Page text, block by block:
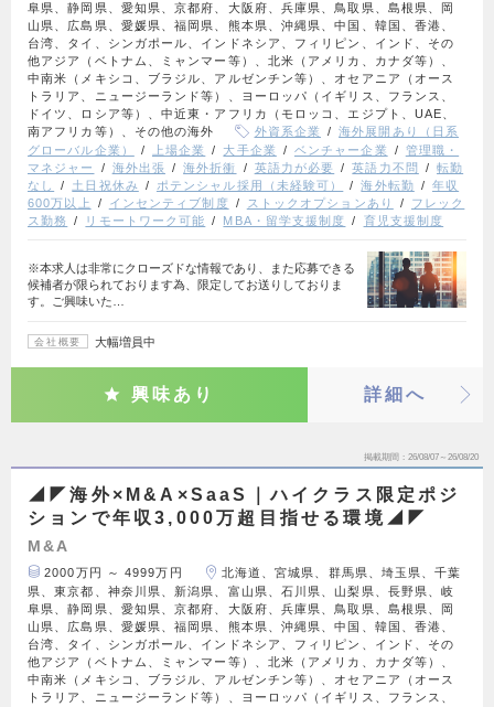
阜県、静岡県、愛知県、京都府、大阪府、兵庫県、鳥取県、島根県、岡
山県、広島県、愛媛県、福岡県、熊本県、沖縄県、中国、韓国、香港、
台湾、タイ、シンガポール、インドネシア、フィリピン、インド、その
他アジア（ベトナム、ミャンマー等）、北米（アメリカ、カナダ等）、
中南米（メキシコ、ブラジル、アルゼンチン等）、オセアニア（オース
トラリア、ニュージーランド等）、ヨーロッパ（イギリス、フランス、
ドイツ、ロシア等）、中近東・アフリカ（モロッコ、エジプト、UAE、
南アフリカ等）、その他の海外
外資系企業
海外展開あり（日系
グローバル企業）
上場企業 大手企業 ベンチャー企業
管理職・
マネジャー
海外出張 海外折衝 英語力が必要 英語力不問
転勤
なし
土日祝休み ポテンシャル採用（未経験可） 海外転勤
年収
600万以上
インセンティブ制度 ストックオプションあり
フレック
ス勤務
リモートワーク可能 MBA・留学支援制度 育児支援制度
※本求人は非常にクローズドな情報であり、また応募できる
候補者が限られております為、限定してお送りしておりま
す。ご興味いた…
会社概要 大幅増員中
興味あり 詳細へ
掲載期間 26/08/07～26/08/20
◢◤海外×M&A×SaaS｜ハイクラス限定ポジ
ションで年収3,000万超目指せる環境◢◤
M&A
2000万円 ～ 4999万円
北海道、宮城県、群馬県、埼玉県、千葉
県、東京都、神奈川県、新潟県、富山県、石川県、山梨県、長野県、岐
阜県、静岡県、愛知県、京都府、大阪府、兵庫県、鳥取県、島根県、岡
山県、広島県、愛媛県、福岡県、熊本県、沖縄県、中国、韓国、香港、
台湾、タイ、シンガポール、インドネシア、フィリピン、インド、その
他アジア（ベトナム、ミャンマー等）、北米（アメリカ、カナダ等）、
中南米（メキシコ、ブラジル、アルゼンチン等）、オセアニア（オース
トラリア、ニュージーランド等）、ヨーロッパ（イギリス、フランス、